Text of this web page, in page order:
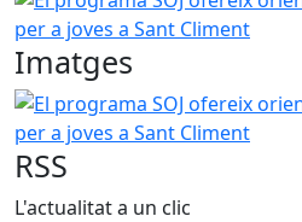
Imatges
El programa SOJ ofereix
RSS
L'actualitat a un clic